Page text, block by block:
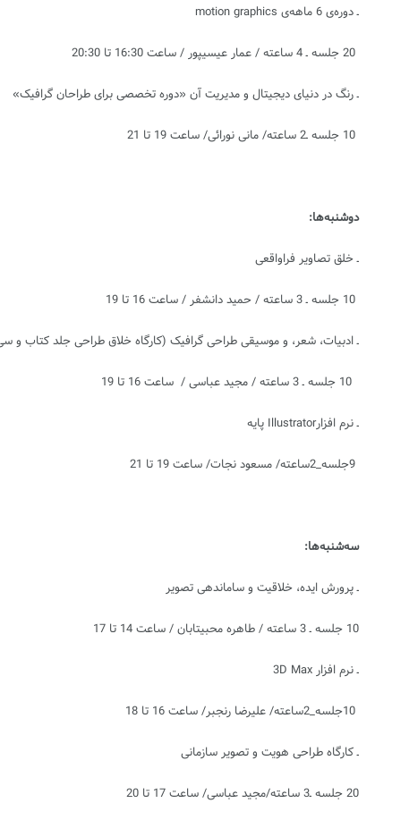
ـ دوره‏‌‌‌ی 6 ماهه‌ی motion graphics
ـ رنگ در دنیای دیجیتال و مدیریت آن «دوره تخصصی برای طراحان گرافیک»
دوشنبه‌‌‏ها:
ـ خلق تصاویر فراواقعی
ـ ادبیات، شعر، و موسیقی طراحی گرافیک (کارگاه خلاق طراحی جلد کتاب و
ـ نرم افزارIllustrator پایه
سه‌‏شنبه‏‌‌ها:
ـ پرورش ایده، خلاقیت و ساماندهی تصویر
10 جلسه ـ 3 ساعته / طاهره محبی‏تابان / ساعت 14 تا 17
ـ نرم افزار3D Max
ـ کارگاه طراحی هویت و تصویر سازمانی
20 جلسه ـ3 ساعته/مجید عباسی/ ساعت 17 تا 20